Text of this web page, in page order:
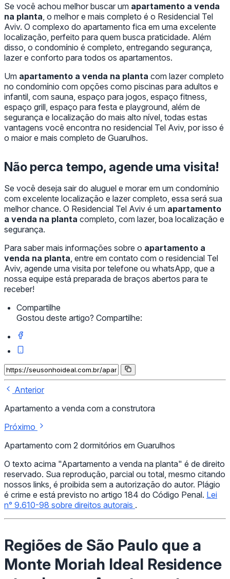
Se você achou melhor buscar um apartamento a venda
na planta , o melhor e mais completo é o Residencial Tel
Aviv. O complexo do apartamento fica em uma excelente
localização, perfeito para quem busca praticidade. Além
disso, o condomínio é completo, entregando segurança,
lazer e conforto para todos os apartamentos.
Um apartamento a venda na planta com lazer completo
no condomínio com opções como piscinas para adultos e
infantil, com sauna, espaço para jogos, espaço fitness,
espaço grill, espaço para festa e playground, além de
segurança e localização do mais alto nível, todas estas
vantagens você encontra no residencial Tel Aviv, por isso é
o maior e mais completo de Guarulhos.
Não perca tempo, agende uma visita!
Se você deseja sair do aluguel e morar em um condomínio
com excelente localização e lazer completo, essa será sua
melhor chance. O Residencial Tel Aviv é um apartamento
a venda na planta completo, com lazer, boa localização e
segurança.
Para saber mais informações sobre o apartamento a
venda na planta , entre em contato com o residencial Tel
Aviv, agende uma visita por telefone ou whatsApp, que a
nossa equipe está preparada de braços abertos para te
receber!
Compartilhe
Gostou deste artigo? Compartilhe:
Anterior
Apartamento a venda com a construtora
Próximo
Apartamento com 2 dormitórios em Guarulhos
O texto acima "Apartamento a venda na planta" é de direito
reservado. Sua reprodução, parcial ou total, mesmo citando
nossos links, é proibida sem a autorização do autor. Plágio
é crime e está previsto no artigo 184 do Código Penal. Lei
n° 9.610-98 sobre direitos autorais .
Regiões de São Paulo que a
Monte Moriah Ideal Residence